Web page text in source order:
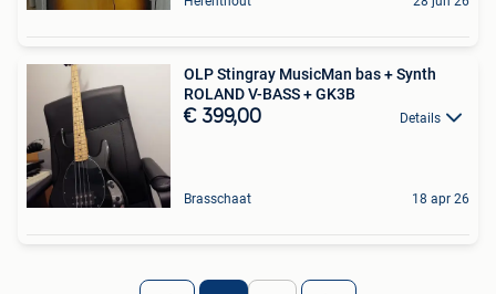
OLP Stingray MusicMan bas + Synth
ROLAND V-BASS + GK3B
€ 399,00 Details
Brasschaat 18 apr 26